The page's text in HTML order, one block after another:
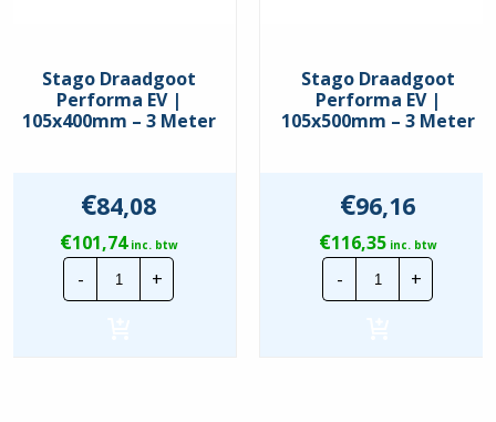
Stago Draadgoot
Performa EV |
105x400mm – 3 Meter
€84,08
€101,74inc. btw
-
Stago
Draadgoot
Performa
+
Stago Draadgoot
Performa EV |
105x500mm – 3 Meter
€96,16
€116,35inc. btw
-
Stago
Draadgoot
Performa
+